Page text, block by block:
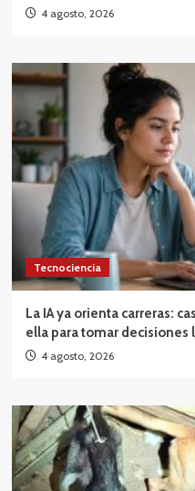
4 agosto, 2026
Tecnociencia
La IA ya orienta carreras:
ella para tomar decisiones
4 agosto, 2026